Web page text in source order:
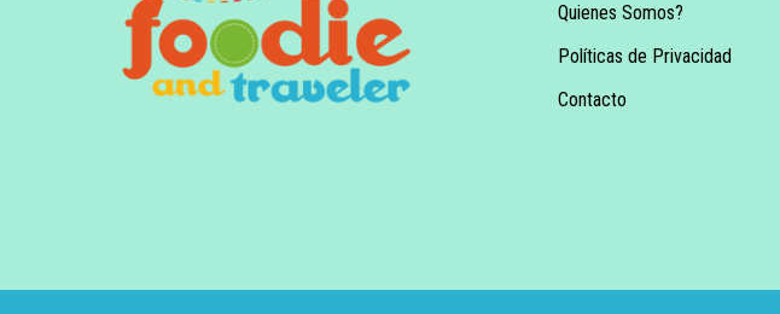
Quienes Somos?
Políticas de Privacidad
Contacto